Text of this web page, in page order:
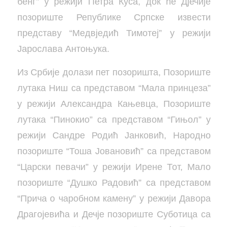
позориште Републике Српске извести
представу “Медвједић Тимотеј” у режији
Јарослава Антоњука.
Из Србије долази пет позоришта, Позориште
лутака Ниш са представом “Мала принцеза”
у режији Александра Кањевца, Позориште
лутака “Пинокио” са представом “Гињол” у
режији Сандре Родић Јанковић, Народно
позориште “Тоша Јовановић” са представом
“Царски певачи” у режији Ирене Тот, Мало
позориште “Душко Радовић” са представом
“Прича о чаробном камену” у режији Давора
Драгојевића и Дечје позориште Суботица са